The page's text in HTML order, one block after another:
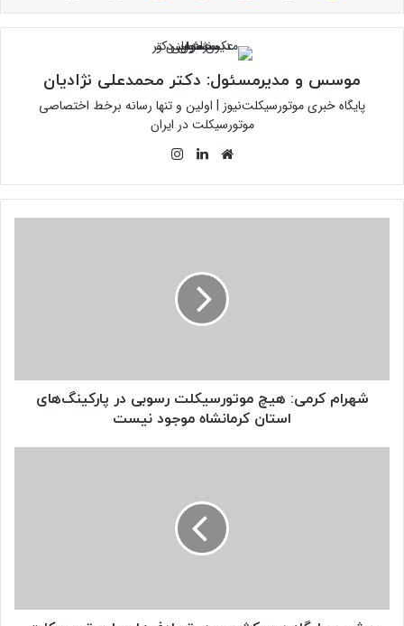
موسس و مدیرمسئول: دکتر محمدعلی نژادیان
پایگاه خبری موتورسیکلت‌نیوز | اولین و تنها رسانه برخط اختصاصی
موتورسیکلت در ایران
وبسایتلینکدین
کرمانشاه
موجودشهرام کرمی: هیچ موتورسیکلت رسوبی در پارکینگ‌های
استان کرمانشاه موجود نیست
را